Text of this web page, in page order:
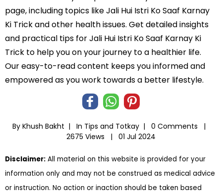
page, including topics like Jali Hui Istri Ko Saaf Karnay
Ki Trick and other health issues. Get detailed insights
and practical tips for Jali Hui Istri Ko Saaf Karnay Ki
Trick to help you on your journey to a healthier life.
Our easy-to-read content keeps you informed and
empowered as you work towards a better lifestyle.
By Khush Bakht | In Tips and Totkay |
0 Comments |
2675 Views |
01 Jul 2024
Disclaimer: All material on this website is provided for your
information only and may not be construed as medical advice
or instruction. No action or inaction should be taken based